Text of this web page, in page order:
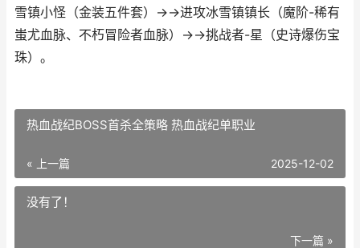
雪镇小怪（金装五件套）→→进攻冰雪镇镇长（魔阶-稀有
蚩尤血脉、不朽冒险者血脉）→→挑战者-星（史诗爆伤宝
珠）。
热血战纪BOSS首杀全策略 热血战纪单职业
« 上一篇 2025-12-02
没有了！
下一篇 »